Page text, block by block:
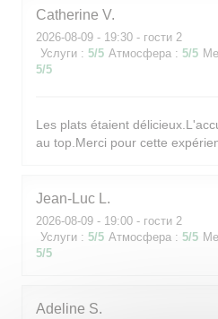
Catherine V
2026-08-09 - 19:30 - гости 2
Услуги : 5/5 Атмосфера : 5/5
5/5
Les plats étaient
au top.Merci pour cette
Jean-Luc L
2026-08-09 - 19:00 - гости 2
Услуги : 5/5 Атмосфера : 5/5
5/5
Adeline S